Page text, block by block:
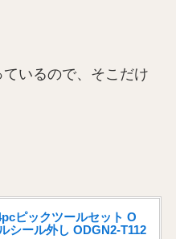
いるので、そこだけ
ピックツールセット O
シール外し ODGN2-T112